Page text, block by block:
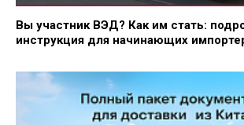
Вы участник ВЭД? Как им стать:
инструкция для начинающих